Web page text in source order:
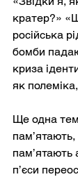
кратер?»
російська
бомби
криза
як
Ще одна
пам’ятають
п’єси